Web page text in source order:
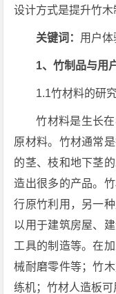
设计方式是提升竹木
关键词： 用户
1、竹制品与用
1.1竹材料的研
竹材料是生长
原材料。竹材通常
的茎、枝和地下茎
造出很多的产品。
行原竹利用，另一
以用于建筑房屋、
工具的制造等。在
械耐磨零件等；竹
练机；竹材人造板可